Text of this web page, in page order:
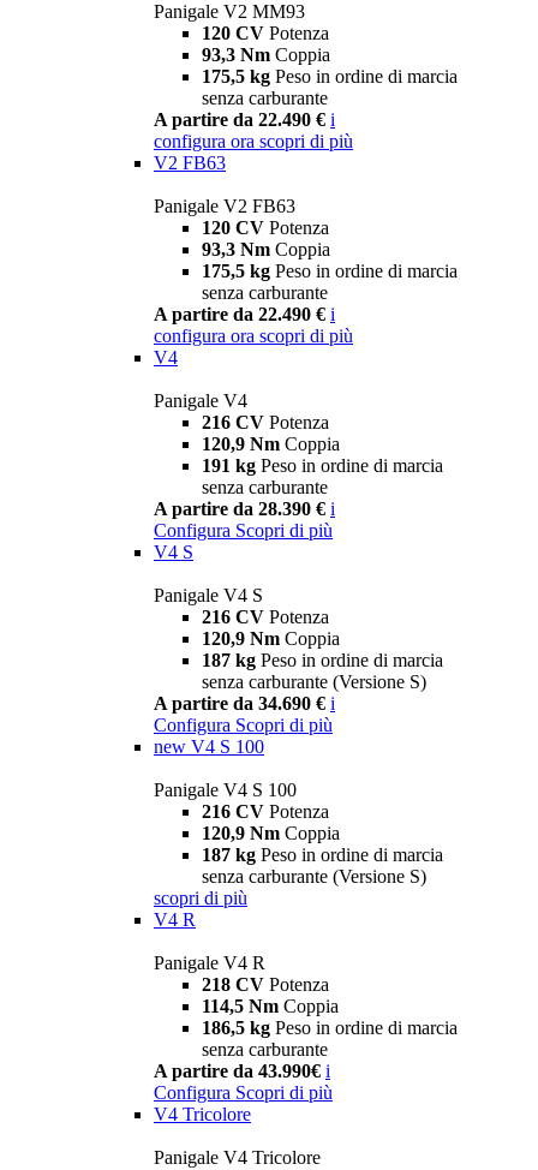
Panigale V2 MM93
120 CV Potenza
93,3 Nm Coppia
175,5 kg Peso in ordine di marcia
senza carburante
A partire da 22.490 € i
configura ora scopri di più
V2 FB63
Panigale V2 FB63
120 CV Potenza
93,3 Nm Coppia
175,5 kg Peso in ordine di marcia
senza carburante
A partire da 22.490 € i
configura ora scopri di più
V4
Panigale V4
216 CV Potenza
120,9 Nm Coppia
191 kg Peso in ordine di marcia
senza carburante
A partire da 28.390 € i
Configura Scopri di più
V4 S
Panigale V4 S
216 CV Potenza
120,9 Nm Coppia
187 kg Peso in ordine di marcia
senza carburante (Versione S)
A partire da 34.690 € i
Configura Scopri di più
new V4 S 100
Panigale V4 S 100
216 CV Potenza
120,9 Nm Coppia
187 kg Peso in ordine di marcia
senza carburante (Versione S)
scopri di più
V4 R
Panigale V4 R
218 CV Potenza
114,5 Nm Coppia
186,5 kg Peso in ordine di marcia
senza carburante
A partire da 43.990€ i
Configura Scopri di più
V4 Tricolore
Panigale V4 Tricolore